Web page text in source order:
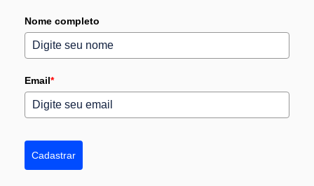
Nome completo
Email*
Cadastrar